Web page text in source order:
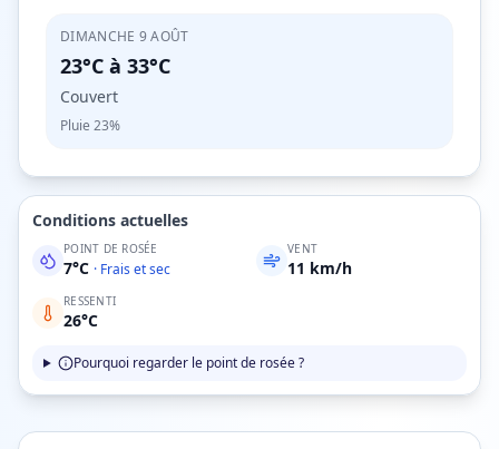
DIMANCHE 9 AOÛT
23°C à 33°C
Couvert
Pluie 23%
Conditions actuelles
POINT DE ROSÉE
7°C · Frais et sec
VENT
11 km/h
RESSENTI
26°C
Pourquoi regarder le point de rosée ?